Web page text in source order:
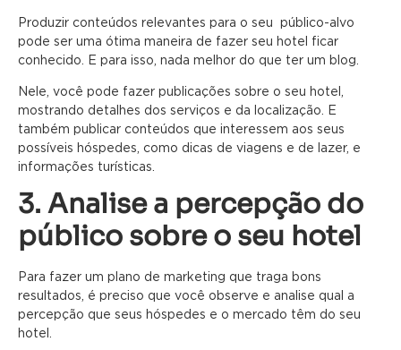
Produzir conteúdos relevantes para o seu público-alvo
pode ser uma ótima maneira de fazer seu hotel ficar
conhecido. E para isso, nada melhor do que ter um blog.
Nele, você pode fazer publicações sobre o seu hotel,
mostrando detalhes dos serviços e da localização. E
também publicar conteúdos que interessem aos seus
possíveis hóspedes, como dicas de viagens e de lazer, e
informações turísticas.
3. Analise a percepção do
público sobre o seu hotel
Para fazer um plano de marketing que traga bons
resultados, é preciso que você observe e analise qual a
percepção que seus hóspedes e o mercado têm do seu
hotel.